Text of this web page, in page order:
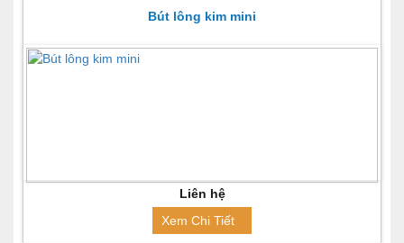
Bút lông kim mini
Liên hệ
Xem Chi Tiết